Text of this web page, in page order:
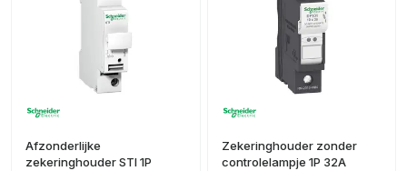
Afzonderlijke
zekeringhouder STI 1P
Zekeringhouder zonder
controlelampje 1P 32A